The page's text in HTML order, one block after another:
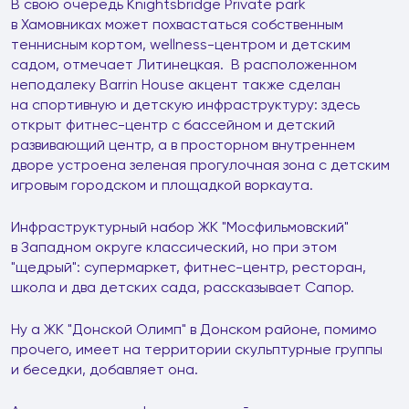
В свою очередь Knightsbridge Private park
в Хамовниках может похвастаться собственным
теннисным кортом, wellness-центром и детским
садом, отмечает Литинецкая. В расположенном
неподалеку Barrin House акцент также сделан
на спортивную и детскую инфраструктуру: здесь
открыт фитнес-центр с бассейном и детский
развивающий центр, а в просторном внутреннем
дворе устроена зеленая прогулочная зона с детским
игровым городском и площадкой воркаута.
Инфраструктурный набор ЖК "Мосфильмовский"
в Западном округе классический, но при этом
"щедрый": супермаркет, фитнес-центр, ресторан,
школа и два детских сада, рассказывает Сапор.
Ну а ЖК "Донской Олимп" в Донском районе, помимо
прочего, имеет на территории скульптурные группы
и беседки, добавляет она.